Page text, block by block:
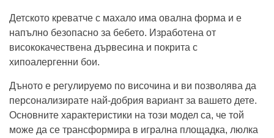
Детското креватче с махало има овална форма и е
напълно безопасно за бебето. Изработена от
висококачествена дървесина и покрита с
хипоалергенни бои.
Дъното е регулируемо по височина и ви позволява да
персонализирате най-добрия вариант за вашето дете.
Основните характеристики на този модел са, че той
може да се трансформира в игрална площадка, люлка